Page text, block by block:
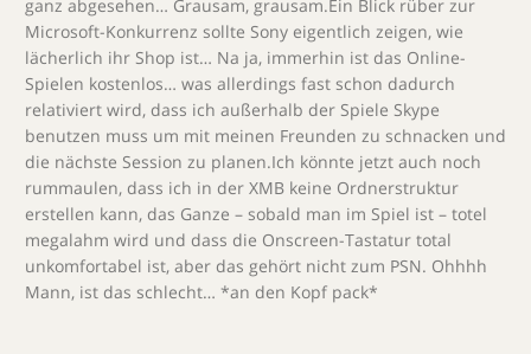
ganz abgesehen… Grausam, grausam.Ein Blick rüber zur
Microsoft-Konkurrenz sollte Sony eigentlich zeigen, wie
lächerlich ihr Shop ist… Na ja, immerhin ist das Online-
Spielen kostenlos… was allerdings fast schon dadurch
relativiert wird, dass ich außerhalb der Spiele Skype
benutzen muss um mit meinen Freunden zu schnacken und
die nächste Session zu planen.Ich könnte jetzt auch noch
rummaulen, dass ich in der XMB keine Ordnerstruktur
erstellen kann, das Ganze – sobald man im Spiel ist – totel
megalahm wird und dass die Onscreen-Tastatur total
unkomfortabel ist, aber das gehört nicht zum PSN. Ohhhh
Mann, ist das schlecht… *an den Kopf pack*